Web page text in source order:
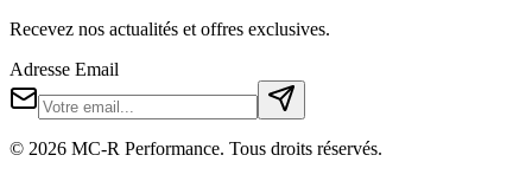
Recevez nos actualités et offres exclusives.
Adresse Email
© 2026 MC-R Performance. Tous droits réservés.